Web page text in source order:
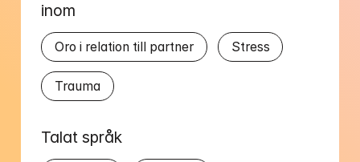
inom
Oro i relation till partner Stress
Trauma
Talat språk